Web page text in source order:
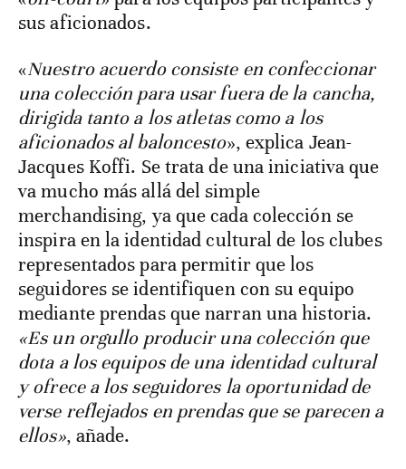
sus aficionados.
«Nuestro acuerdo consiste en confeccionar
una colección para usar fuera de la cancha,
dirigida tanto a los atletas como a los
aficionados al baloncesto», explica Jean-
Jacques Koffi. Se trata de una iniciativa que
va mucho más allá del simple
merchandising, ya que cada colección se
inspira en la identidad cultural de los clubes
representados para permitir que los
seguidores se identifiquen con su equipo
mediante prendas que narran una historia.
«Es un orgullo producir una colección que
dota a los equipos de una identidad cultural
y ofrece a los seguidores la oportunidad de
verse reflejados en prendas que se parecen a
ellos», añade.